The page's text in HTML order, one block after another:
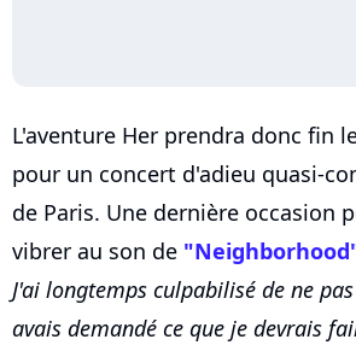
L'aventure Her prendra donc fin
pour un concert d'adieu quasi-
de Paris. Une dernière occasion
vibrer au son de
J'ai longtemps culpabilisé de ne
avais demandé ce que je devrais